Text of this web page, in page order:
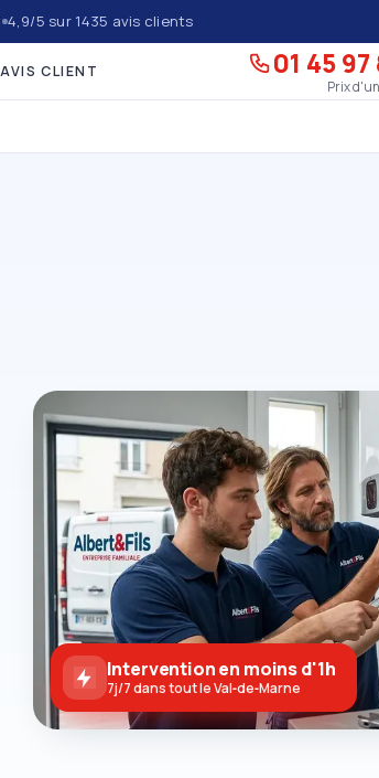
4,9/5 sur 1435 avis clients
AVIS CLIENT 01 45
Prix
Intervention en moins d'1h
7j/7 dans tout le Val‑de‑Marne